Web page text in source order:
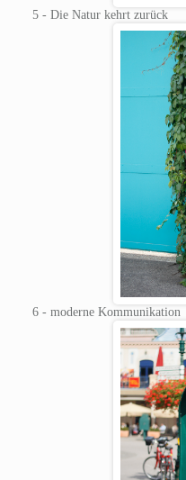
5 - Die Natur kehrt zurück
6 - moderne Kommunikation